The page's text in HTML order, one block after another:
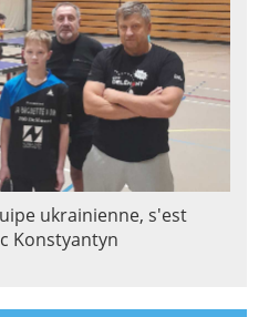
ukrainienne, s'est
Konstyantyn